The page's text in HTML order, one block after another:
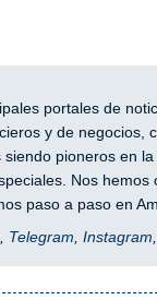
portales de
y de negocios,
pioneros en
Nos hemos
paso a paso en
, Telegram, Instagram,